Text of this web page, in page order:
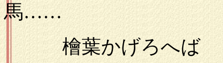
馬……
檜葉かげろへば